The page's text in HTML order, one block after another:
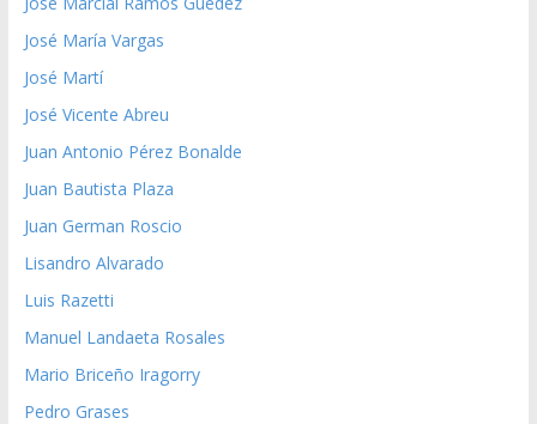
José María Vargas
José Martí
José Vicente Abreu
Juan Antonio Pérez Bonalde
Juan Bautista Plaza
Juan German Roscio
Lisandro Alvarado
Luis Razetti
Manuel Landaeta Rosales
Mario Briceño Iragorry
Pedro Grases